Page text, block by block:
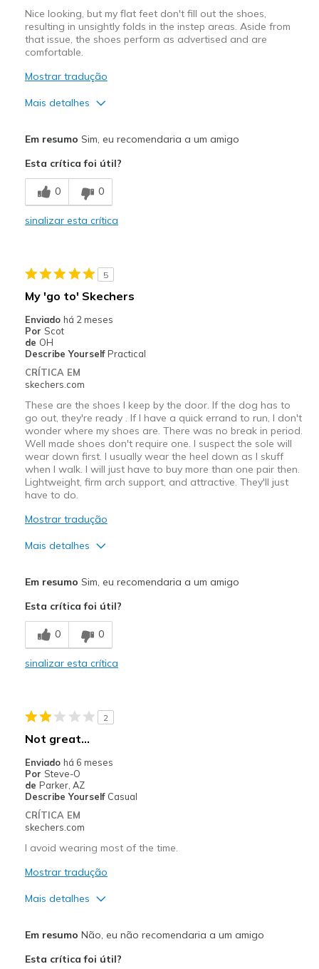
Nice looking, but my flat feet don't fill out the shoes,
resulting in unsightly folds in the instep areas. Aside from
that issue, the shoes perform as advertised and are
comfortable.
Mostrar tradução
Mais detalhes
Breathe Well
Comfortable
Casual Wear
Width
Sizing
View On Shoes
Shoes are for Wearing
Em resumo Sim, eu recomendaria a um amigo
Esta crítica foi útil?
0 0
sinalizar esta crítica
5
My 'go to' Skechers
Enviado há 2 meses
Por Scot
de OH
Describe Yourself Practical
CRÍTICA EM
skechers.com
These are the shoes I keep by the door. If the dog has to
go out, they're ready . If I have a quick errand to run, I don't
wonder where my shoes are. There was no break in period.
Well made shoes don't require one. I suspect the sole will
wear down first. I usually wear the heel down as I skuff
when I walk. I will just have to buy more than one pair then.
Lightweight, firm arch support, and attractive. They'll just
have to do.
Mostrar tradução
Mais detalhes
Breathe Well
Comfortable
Casual Wear
Special Occasions
Travel
View On Shoes
Em resumo Sim, eu recomendaria a um amigo
Esta crítica foi útil?
0 0
sinalizar esta crítica
2
Not great…
Enviado há 6 meses
Por Steve-O
de Parker, AZ
Describe Yourself Casual
CRÍTICA EM
skechers.com
I avoid wearing most of the time.
Mostrar tradução
Mais detalhes
Em resumo Não, eu não recomendaria a um amigo
Esta crítica foi útil?